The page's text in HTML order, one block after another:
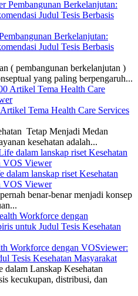
Berkelanjutan:
Judul Tesis Berbasis
( pembangunan berkelanjutan )
yang paling berpengaruh...
Tema Health Care Services
Tetap Menjadi Medan
kesehatan adalah...
lanskap riset Kesehatan
VOS Viewer
benar-benar menjadi konsep
Workforce dengan VOSviewer:
Tesis Kesehatan Masyarakat
Lanskap Kesehatan
kecukupan, distribusi, dan